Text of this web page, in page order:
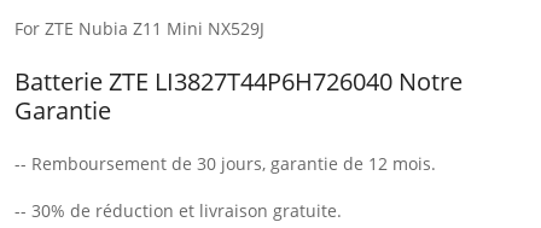
For ZTE Nubia Z11 Mini NX529J
Batterie ZTE LI3827T44P6H726040 Notre
Garantie
-- Remboursement de 30 jours, garantie de 12 mois.
-- 30% de réduction et livraison gratuite.